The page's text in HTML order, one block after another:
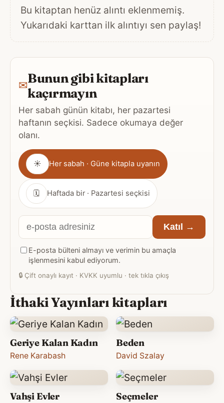
Bu kitaptan henüz alıntı eklenmemiş.
Yukarıdaki karttan ilk alıntıyı sen paylaş!
✉Bunun gibi kitapları
kaçırmayın
Her sabah günün kitabı, her pazartesi
haftanın seçkisi. Sadece okumaya değer
olanı.
Gönderim
sıklığı
☀ Her sabah · Güne kitapla uyanın
🗓 Haftada bir · Pazartesi seçkisi
E-
posta
adresiniz
Katıl →
E-posta bülteni almayı ve verimin bu amaçla
işlenmesini kabul ediyorum.
🔒 Çift onaylı kayıt · KVKK uyumlu · tek tıkla çıkış
İthaki Yayınları kitapları
Geriye Kalan Kadın
Rene Karabash
Beden
David Szalay
Vahşi Evler Seçmeler